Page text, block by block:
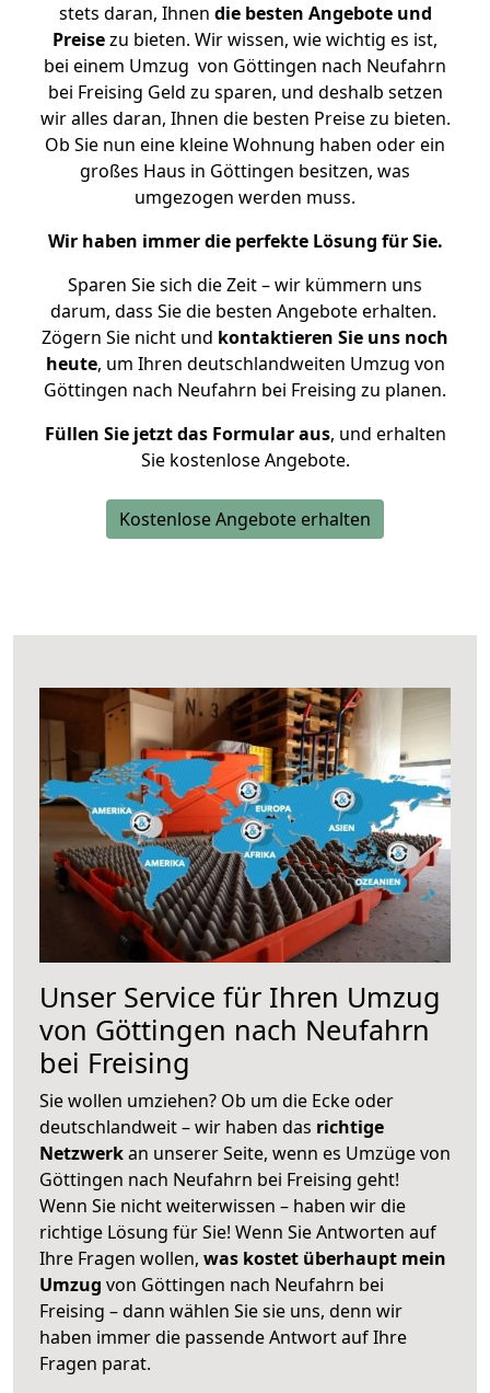
stets daran, Ihnen die besten Angebote und
Preisezu bieten. Wir wissen, wie wichtig es ist,
bei einem Umzug von Göttingen nach Neufahrn
bei Freising Geld zu sparen, und deshalb setzen
wir alles daran, Ihnen die besten Preise zu bieten.
Ob Sie nun eine kleine Wohnung haben oder ein
großes Haus in Göttingen besitzen, was
umgezogen werden muss.
Wir haben immer die perfekte Lösung für Sie.
Sparen Sie sich die Zeit – wir kümmern uns
darum, dass Sie die besten Angebote erhalten.
Zögern Sie nicht und kontaktieren Sie uns noch
heute, um Ihren deutschlandweiten Umzug von
Göttingen nach Neufahrn bei Freising zu planen.
Füllen Sie jetzt das Formular aus, und erhalten
Sie kostenlose Angebote.
Kostenlose Angebote erhalten
Unser Service für Ihren Umzug
von Göttingen nach Neufahrn
bei Freising
Sie wollen umziehen? Ob um die Ecke oder
deutschlandweit – wir haben das richtige
Netzwerkan unserer Seite, wenn es Umzüge von
Göttingen nach Neufahrn bei Freising geht!
Wenn Sie nicht weiterwissen – haben wir die
richtige Lösung für Sie! Wenn Sie Antworten auf
Ihre Fragen wollen, was kostet überhaupt mein
Umzug von Göttingen nach Neufahrn bei
Freising – dann wählen Sie sie uns, denn wir
haben immer die passende Antwort auf Ihre
Fragen parat.